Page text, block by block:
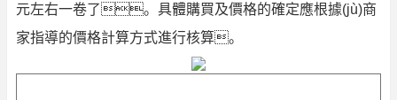
元左右一卷了。具體購買及價格的確定應根據(jù)商
家指導的價格計算方式進行核算。